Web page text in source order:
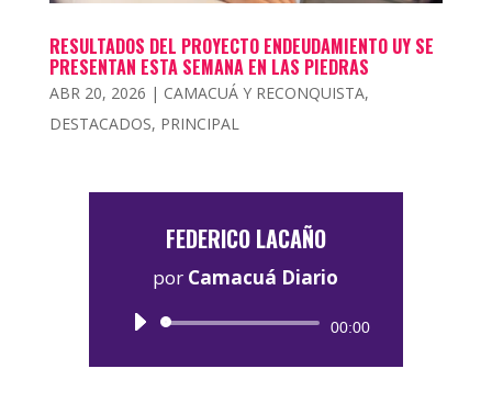
RESULTADOS DEL PROYECTO ENDEUDAMIENTO UY SE
PRESENTAN ESTA SEMANA EN LAS PIEDRAS
ABR 20, 2026 | CAMACUÁ Y RECONQUISTA,
DESTACADOS, PRINCIPAL
FEDERICO LACAÑO
por Camacuá Diario
Reproductor
00:00